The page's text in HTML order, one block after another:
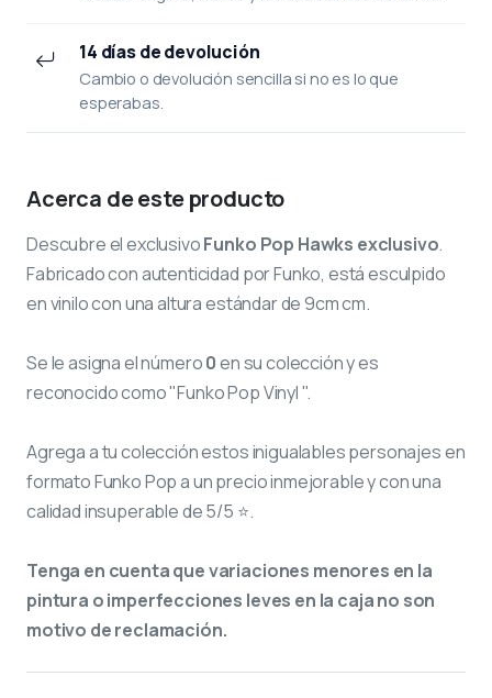
14 días de devolución
Cambio o devolución sencilla si no es lo que
esperabas.
Acerca de este producto
Descubre el exclusivoFunko Pop Hawks exclusivo.
Fabricado con autenticidad por Funko, está esculpido
en vinilo con una altura estándar de 9cm cm.
Se le asigna el número0en su colección y es
reconocido como "Funko Pop Vinyl ".
Agrega a tu colección estos inigualables personajes en
formato Funko Pop a un precio inmejorable y con una
calidad insuperable de 5/5 ⭐.
Tenga en cuenta que variaciones menores en la
pintura o imperfecciones leves en la caja no son
motivo de reclamación.